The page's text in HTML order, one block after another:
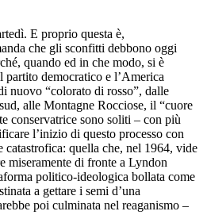
E proprio questa è,
che gli sconfitti debbono oggi
quando ed in che modo, si è
partito democratico e l’America
nuovo “colorato di rosso”, dalle
alle Montagne Rocciose, il “cuore
conservatrice sono soliti – con più
l’inizio di questo processo con
catastrofica: quella che, nel 1964, vide
miseramente di fronte a Lyndon
politico-ideologica bollata come
a gettare i semi d’una
poi culminata nel reaganismo –